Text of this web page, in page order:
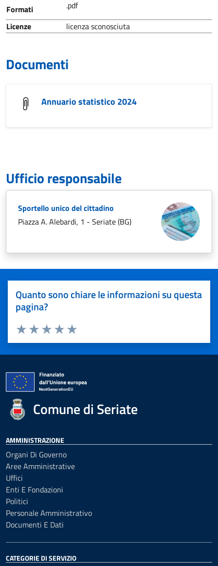
Formati
.pdf
Licenze
licenza sconosciuta
Documenti
Annuario statistico 2024
Ufficio responsabile
Sportello unico del cittadino
Piazza A. Alebardi, 1 - Seriate (BG)
Quanto sono chiare le informazioni su questa
pagina?
Valuta 5 stelle su 5
Valuta 4 stelle su 5
Valuta 3 stelle su 5
Valuta 2 stelle su 5
Valuta 1 stelle su 5
Comune di Seriate
AMMINISTRAZIONE
Organi Di Governo
Aree Amministrative
Uffici
Enti E Fondazioni
Politici
Personale Amministrativo
Documenti E Dati
CATEGORIE DI SERVIZIO